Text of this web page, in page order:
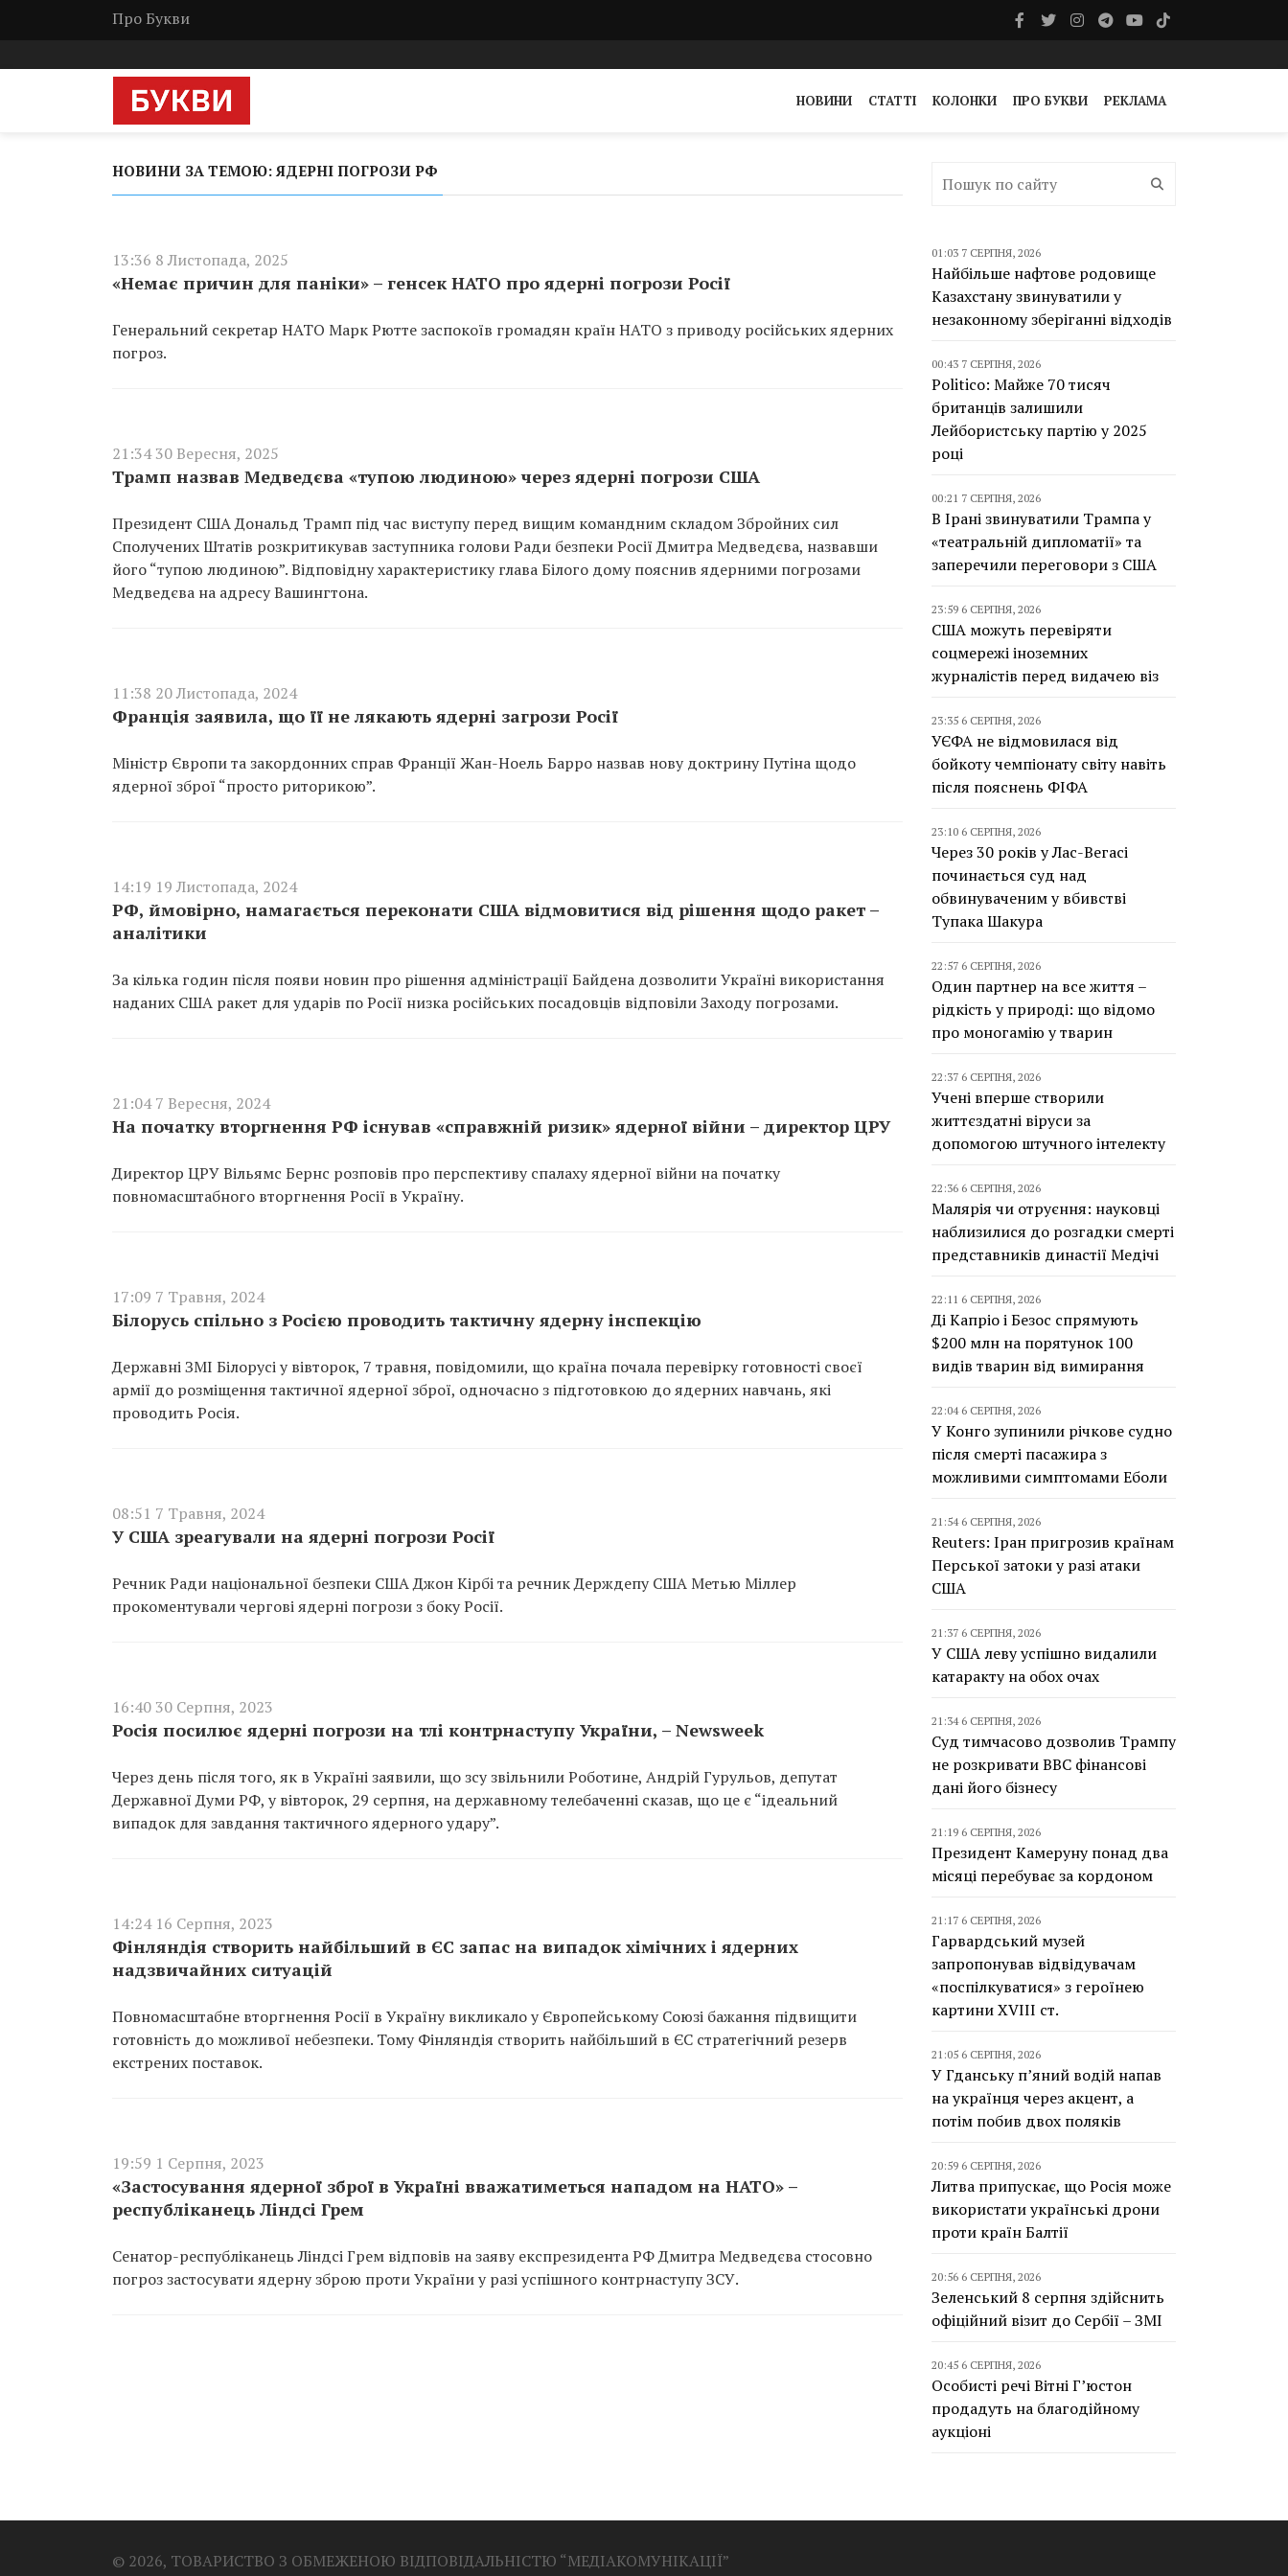
Про Букви
НОВИНИ СТАТТІ КОЛОНКИ ПРО БУКВИ РЕКЛАМА
НОВИНИ ЗА ТЕМОЮ: ЯДЕРНІ ПОГРОЗИ РФ
13:36 8 Листопада, 2025
«Немає причин для паніки» – генсек НАТО про ядерні погрози Росії
Генеральний секретар НАТО Марк Рютте заспокоїв громадян країн НАТО з приводу російських ядерних
погроз.
21:34 30 Вересня, 2025
Трамп назвав Медведєва «тупою людиною» через ядерні погрози США
Президент США Дональд Трамп під час виступу перед вищим командним складом Збройних сил
Сполучених Штатів розкритикував заступника голови Ради безпеки Росії Дмитра Медведєва, назвавши
його “тупою людиною”. Відповідну характеристику глава Білого дому пояснив ядерними погрозами
Медведєва на адресу Вашингтона.
11:38 20 Листопада, 2024
Франція заявила, що її не лякають ядерні загрози Росії
Міністр Європи та закордонних справ Франції Жан-Ноель Барро назвав нову доктрину Путіна щодо
ядерної зброї “просто риторикою”.
14:19 19 Листопада, 2024
РФ, ймовірно, намагається переконати США відмовитися від рішення щодо ракет –
аналітики
За кілька годин після появи новин про рішення адміністрації Байдена дозволити Україні використання
наданих США ракет для ударів по Росії низка російських посадовців відповіли Заходу погрозами.
21:04 7 Вересня, 2024
На початку вторгнення РФ існував «справжній ризик» ядерної війни – директор ЦРУ
Директор ЦРУ Вільямс Бернс розповів про перспективу спалаху ядерної війни на початку
повномасштабного вторгнення Росії в Україну.
17:09 7 Травня, 2024
Білорусь спільно з Росією проводить тактичну ядерну інспекцію
Державні ЗМІ Білорусі у вівторок, 7 травня, повідомили, що країна почала перевірку готовності своєї
армії до розміщення тактичної ядерної зброї, одночасно з підготовкою до ядерних навчань, які
проводить Росія.
08:51 7 Травня, 2024
У США зреагували на ядерні погрози Росії
Речник Ради національної безпеки США Джон Кірбі та речник Держдепу США Метью Міллер
прокоментували чергові ядерні погрози з боку Росії.
16:40 30 Серпня, 2023
Росія посилює ядерні погрози на тлі контрнаступу України, – Newsweek
Через день після того, як в Україні заявили, що зсу звільнили Роботине, Андрій Гурульов, депутат
Державної Думи РФ, у вівторок, 29 серпня, на державному телебаченні сказав, що це є “ідеальний
випадок для завдання тактичного ядерного удару”.
14:24 16 Серпня, 2023
Фінляндія створить найбільший в ЄС запас на випадок хімічних і ядерних
надзвичайних ситуацій
Повномасштабне вторгнення Росії в Україну викликало у Європейському Союзі бажання підвищити
готовність до можливої небезпеки. Тому Фінляндія створить найбільший в ЄС стратегічний резерв
екстрених поставок.
19:59 1 Серпня, 2023
«Застосування ядерної зброї в Україні вважатиметься нападом на НАТО» –
республіканець Ліндсі Грем
Сенатор-республіканець Ліндсі Грем відповів на заяву експрезидента РФ Дмитра Медведєва стосовно
погроз застосувати ядерну зброю проти України у разі успішного контрнаступу ЗСУ.
01:03 7 СЕРПНЯ, 2026
Найбільше нафтове родовище
Казахстану звинуватили у
незаконному зберіганні відходів
00:43 7 СЕРПНЯ, 2026
Politico: Майже 70 тисяч
британців залишили
Лейбористську партію у 2025
році
00:21 7 СЕРПНЯ, 2026
В Ірані звинуватили Трампа у
«театральній дипломатії» та
заперечили переговори з США
23:59 6 СЕРПНЯ, 2026
США можуть перевіряти
соцмережі іноземних
журналістів перед видачею віз
23:35 6 СЕРПНЯ, 2026
УЄФА не відмовилася від
бойкоту чемпіонату світу навіть
після пояснень ФІФА
23:10 6 СЕРПНЯ, 2026
Через 30 років у Лас-Вегасі
починається суд над
обвинуваченим у вбивстві
Тупака Шакура
22:57 6 СЕРПНЯ, 2026
Один партнер на все життя –
рідкість у природі: що відомо
про моногамію у тварин
22:37 6 СЕРПНЯ, 2026
Учені вперше створили
життєздатні віруси за
допомогою штучного інтелекту
22:36 6 СЕРПНЯ, 2026
Малярія чи отруєння: науковці
наблизилися до розгадки смерті
представників династії Медічі
22:11 6 СЕРПНЯ, 2026
Ді Капріо і Безос спрямують
$200 млн на порятунок 100
видів тварин від вимирання
22:04 6 СЕРПНЯ, 2026
У Конго зупинили річкове судно
після смерті пасажира з
можливими симптомами Еболи
21:54 6 СЕРПНЯ, 2026
Reuters: Іран пригрозив країнам
Перської затоки у разі атаки
США
21:37 6 СЕРПНЯ, 2026
У США леву успішно видалили
катаракту на обох очах
21:34 6 СЕРПНЯ, 2026
Суд тимчасово дозволив Трампу
не розкривати BBC фінансові
дані його бізнесу
21:19 6 СЕРПНЯ, 2026
Президент Камеруну понад два
місяці перебуває за кордоном
21:17 6 СЕРПНЯ, 2026
Гарвардський музей
запропонував відвідувачам
«поспілкуватися» з героїнею
картини XVIII ст.
21:05 6 СЕРПНЯ, 2026
У Гданську п’яний водій напав
на українця через акцент, а
потім побив двох поляків
20:59 6 СЕРПНЯ, 2026
Литва припускає, що Росія може
використати українські дрони
проти країн Балтії
20:56 6 СЕРПНЯ, 2026
Зеленський 8 серпня здійснить
офіційний візит до Сербії – ЗМІ
20:45 6 СЕРПНЯ, 2026
Особисті речі Вітні Г’юстон
продадуть на благодійному
аукціоні
© 2026, ТОВАРИСТВО З ОБМЕЖЕНОЮ ВІДПОВІДАЛЬНІСТЮ “МЕДІАКОМУНІКАЦІЇ”